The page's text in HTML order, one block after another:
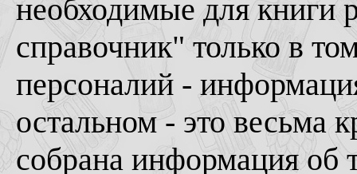
необходимые для книги
справочник" только в
персоналий -
остальном - это весьма
собрана информация об